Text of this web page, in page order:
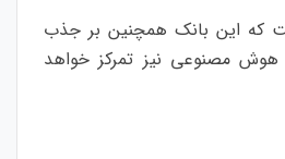
که این بانک همچنین بر جذب
هوش مصنوعی نیز تمرکز خواهد